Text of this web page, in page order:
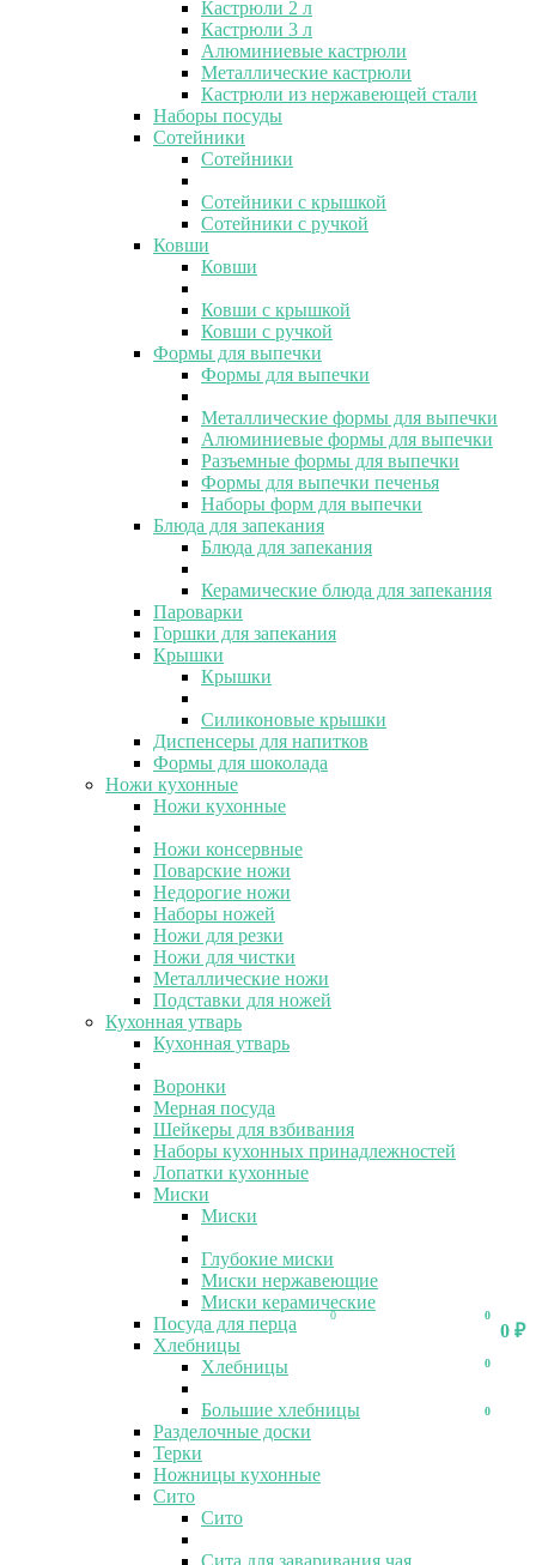
0
0 ₽
0
0
0
Кастрюли 2 л
Кастрюли 3 л
Алюминиевые кастрюли
Металлические кастрюли
Кастрюли из нержавеющей стали
Наборы посуды
Сотейники
Сотейники
Сотейники с крышкой
Сотейники с ручкой
Ковши
Ковши
Ковши с крышкой
Ковши с ручкой
Формы для выпечки
Формы для выпечки
Металлические формы для выпечки
Алюминиевые формы для выпечки
Разъемные формы для выпечки
Формы для выпечки печенья
Наборы форм для выпечки
Блюда для запекания
Блюда для запекания
Керамические блюда для запекания
Пароварки
Горшки для запекания
Крышки
Крышки
Силиконовые крышки
Диспенсеры для напитков
Формы для шоколада
Ножи кухонные
Ножи кухонные
Ножи консервные
Поварские ножи
Недорогие ножи
Наборы ножей
Ножи для резки
Ножи для чистки
Металлические ножи
Подставки для ножей
Кухонная утварь
Кухонная утварь
Воронки
Мерная посуда
Шейкеры для взбивания
Наборы кухонных принадлежностей
Лопатки кухонные
Миски
Миски
Глубокие миски
Миски нержавеющие
Миски керамические
Посуда для перца
Хлебницы
Хлебницы
Большие хлебницы
Разделочные доски
Терки
Ножницы кухонные
Сито
Сито
Сита для заваривания чая